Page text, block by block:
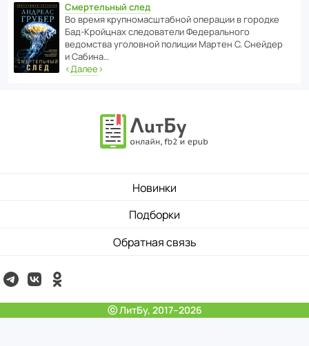
Смертельный след
Во время круп­но­мас­ш­та­бной операции в городке
Бад‑Крой­цнах следо­ва­тели Феде­раль­ного
ведомства уголо­вной полиции Мартен С. Снейдер
и Сабина…
‹Далее›
Новинки
Подборки
Обратная связь
ⓒ ЛитБу, 2017–2026